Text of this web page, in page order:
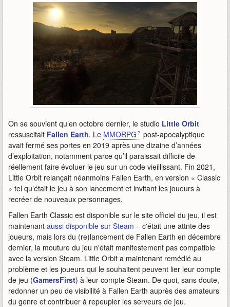
On se souvient qu’en octobre dernier, le studio Little Orbit
ressuscitait Fallen Earth. Le MMORPG
post-apocalyptique
avait fermé ses portes en 2019 après une dizaine d’années
d’exploitation, notamment parce qu’il paraissait difficile de
réellement faire évoluer le jeu sur un code vieillissant. Fin 2021,
Little Orbit relançait néanmoins Fallen Earth, en version « Classic
» tel qu’était le jeu à son lancement et invitant les joueurs à
recréer de nouveaux personnages.
Fallen Earth Classic est disponible sur le site officiel du jeu, il est
maintenant aussi disponible sur Steam – c'était une attnte des
joueurs, mais lors du (re)lancement de Fallen Earth en décembre
dernier, la mouture du jeu n'était manifestement pas compatible
avec la version Steam. Little Orbit a maintenant remédié au
problème et les joueurs qui le souhaitent peuvent lier leur compte
de jeu (GamersFirst) à leur compte Steam. De quoi, sans doute,
redonner un peu de visibilité à Fallen Earth auprès des amateurs
du genre et contribuer à repeupler les serveurs de jeu.